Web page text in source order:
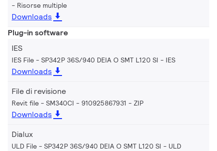
Risorse multiple
Downloads
Plug-in software
IES
IES File - SP342P 36S/940 DEIA O SMT L120 SI IES
Downloads
File di revisione
Revit file - SM340CI - 910925867931 ZIP
Downloads
Dialux
ULD File - SP342P 36S/940 DEIA O SMT L120 SI ULD